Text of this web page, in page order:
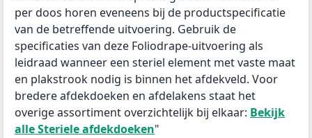
per doos horen eveneens bij de productspecificatie
van de betreffende uitvoering. Gebruik de
specificaties van deze Foliodrape-uitvoering als
leidraad wanneer een steriel element met vaste maat
en plakstrook nodig is binnen het afdekveld. Voor
bredere afdekdoeken en afdelakens staat het
overige assortiment overzichtelijk bij elkaar: Bekijk
alle Steriele afdekdoeken"